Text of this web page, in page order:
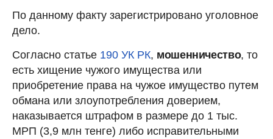
По данному факту зарегистрировано уголовное
дело.
Согласно статье 190 УК РК, мошенничество, то
есть хищение чужого имущества или
приобретение права на чужое имущество путем
обмана или злоупотребления доверием,
наказывается штрафом в размере до 1 тыс.
МРП (3,9 млн тенге) либо исправительными